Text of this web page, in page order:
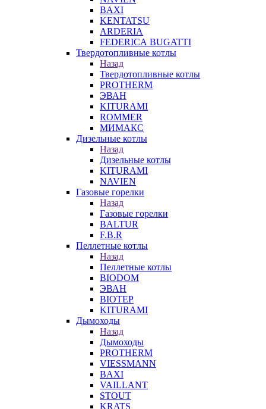
BAXI
KENTATSU
ARDERIA
FEDERICА BUGATTI
Твердотопливные котлы
Назад
Твердотопливные котлы
PROTHERM
ЭВАН
KITURAMI
ROMMER
МИМАКС
Дизельные котлы
Назад
Дизельные котлы
KITURAMI
NAVIEN
Газовые горелки
Назад
Газовые горелки
BALTUR
F.B.R
Пеллетные котлы
Назад
Пеллетные котлы
BIODOM
ЭВАН
BIOTEP
KITURAMI
Дымоходы
Назад
Дымоходы
PROTHERM
VIESSMANN
BAXI
VAILLANT
STOUT
KRATS